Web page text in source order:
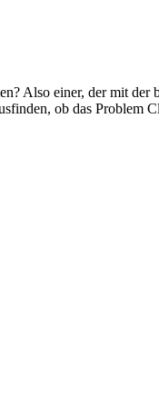
Also einer, der mit der
ob das Problem